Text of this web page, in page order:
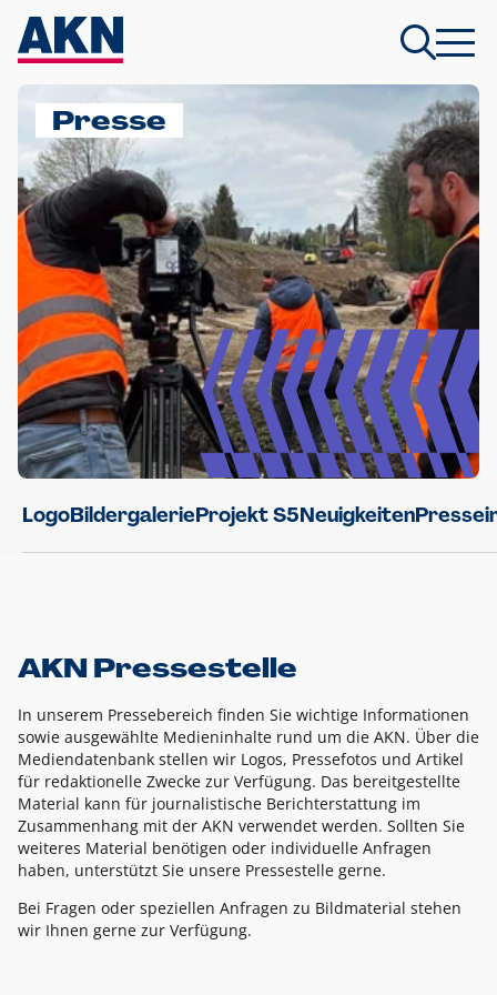
Presse
LogoBildergalerieProjekt S5Neuigkeiten
AKN Pressestelle
In unserem Pressebereich finden Sie wichtige Informationen
sowie ausgewählte Medieninhalte rund um die AKN. Über die
Mediendatenbank stellen wir Logos, Pressefotos und Artikel
für redaktionelle Zwecke zur Verfügung. Das bereitgestellte
Material kann für journalistische Berichterstattung im
Zusammenhang mit der AKN verwendet werden. Sollten Sie
weiteres Material benötigen oder individuelle Anfragen
haben, unterstützt Sie unsere Pressestelle gerne.
Bei Fragen oder speziellen Anfragen zu Bildmaterial stehen
wir Ihnen gerne zur Verfügung.